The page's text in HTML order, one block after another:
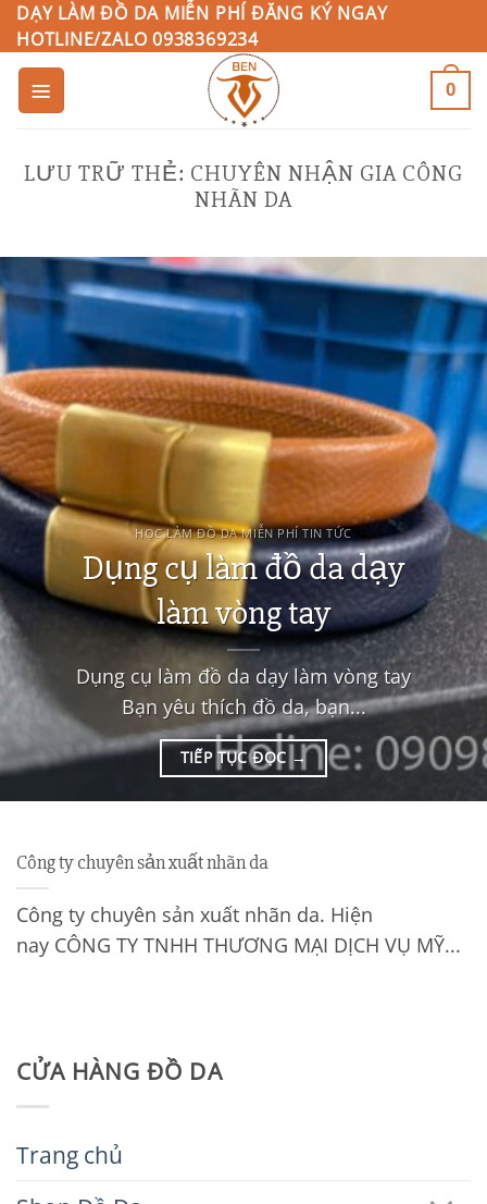
Bỏ
qua
nội
DẠY LÀM ĐỒ DA MIỄN PHÍ ĐĂNG KÝ NGAY
HOTLINE/ZALO 0938369234
0
LƯU TRỮ THẺ: CHUYÊN NHẬN GIA CÔNG
NHÃN DA
HỌC LÀM ĐỒ DA MIỄN PHÍ TIN TỨC
Dụng cụ làm đồ da dạy
làm vòng tay
Dụng cụ làm đồ da dạy làm vòng tay
Bạn yêu thích đồ da, bạn...
TIẾP TỤC ĐỌC →
CỬA HÀNG ĐỒ DA
Trang chủ
Công ty chuyên sản xuất nhãn da
Công ty chuyên sản xuất nhãn da. Hiện
nay CÔNG TY TNHH THƯƠNG MẠI DỊCH VỤ MỸ...